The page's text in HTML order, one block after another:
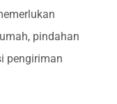
pindahan
pengiriman